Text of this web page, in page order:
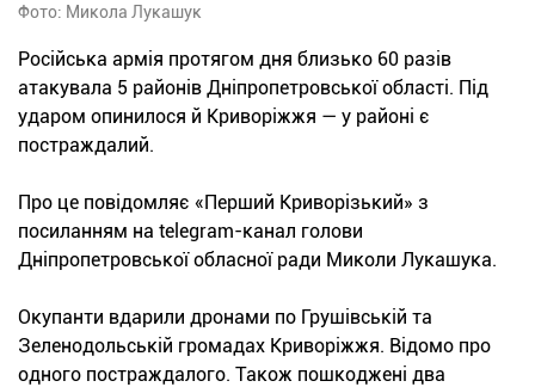
Фото: Микола Лукашук
Російська армія протягом дня близько 60 разів
атакувала 5 районів Дніпропетровської області. Під
ударом опинилося й Криворіжжя — у районі є
постраждалий.
Про це повідомляє «Перший Криворізький» з
посиланням на telegram-канал голови
Дніпропетровської обласної ради Миколи Лукашука.
Окупанти вдарили дронами по Грушівській та
Зеленодольській громадах Криворіжжя. Відомо про
одного постраждалого. Також пошкоджені два